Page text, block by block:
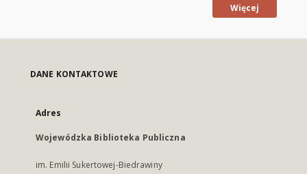
Więcej
DANE KONTAKTOWE
Adres
Wojewódzka Biblioteka Publiczna
im. Emilii Sukertowej-Biedrawiny